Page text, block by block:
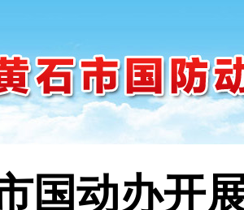
国动办开